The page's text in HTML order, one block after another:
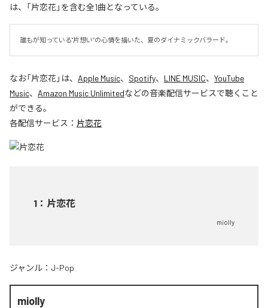
は、「片恋花」を含む全1曲となっている。
誰もが知っている"片想い”の心情を描いた、夏のダイナミックバラード。
なお「片恋花」は、 Apple Music、 Spotify、 LINE MUSIC、 YouTube
Music、 Amazon Music Unlimitedなどの音楽配信サービスで聴くこと
ができる。
各配信サービス： 片恋花
1 ： 片恋花
miolly
ジャンル： J-Pop
miolly